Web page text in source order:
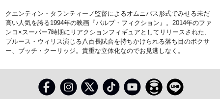
クエンティン・タランティーノ監督によるオムニバス形式でみせる未だ
高い人気を誇る1994年の映画『パルプ・フィクション』。2014年のファ
ンコ×スーパー7時期にリアクションフィギュアとしてリリースされた、
ブルース・ウィリス演じる八百長試合を持ちかけられる落ち目のボクサ
ー、ブッチ・クーリッジ。貴重な立体化なのでお見逃しなく。